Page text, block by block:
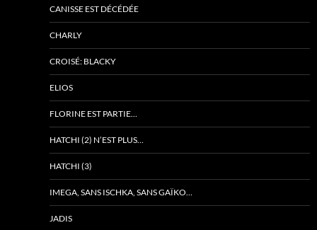
CANISSE EST DÉCÉDÉE
CHARLY
CROISÉ: BLACKY
ELIOS
FLORINE EST PARTIE…
HATCHI (2) N’EST PLUS…
HATCHI (3)
IMEGA, SANS ISCHKA, SANS GAÏKO…
JADIS